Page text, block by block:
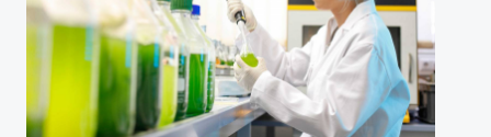
Maßgeschneiderte Programme